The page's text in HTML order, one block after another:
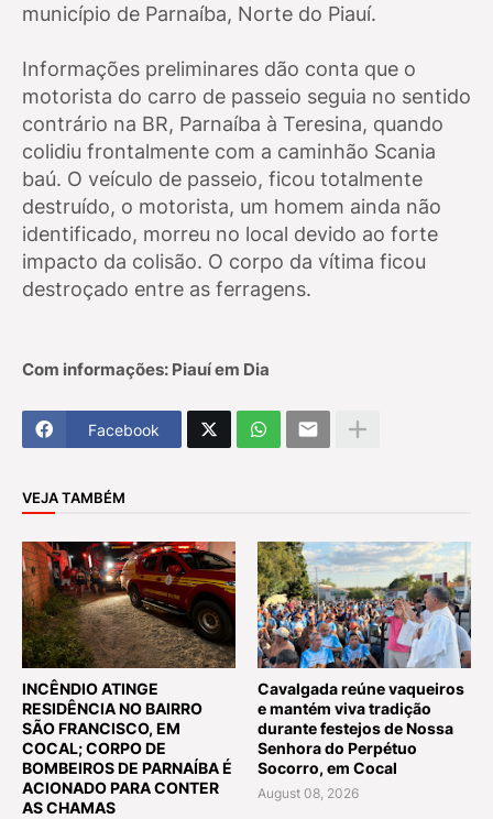
município de Parnaíba, Norte do Piauí.
Informações preliminares dão conta que o
motorista do carro de passeio seguia no sentido
contrário na BR, Parnaíba à Teresina, quando
colidiu frontalmente com a caminhão Scania
baú. O veículo de passeio, ficou totalmente
destruído, o motorista, um homem ainda não
identificado, morreu no local devido ao forte
impacto da colisão. O corpo da vítima ficou
destroçado entre as ferragens.
Com informações: Piauí em Dia
Facebook
VEJA TAMBÉM
INCÊNDIO ATINGE
RESIDÊNCIA NO BAIRRO
SÃO FRANCISCO, EM
COCAL; CORPO DE
BOMBEIROS DE PARNAÍBA É
ACIONADO PARA CONTER
AS CHAMAS
Cavalgada reúne vaqueiros
e mantém viva tradição
durante festejos de Nossa
Senhora do Perpétuo
Socorro, em Cocal
August 08, 2026